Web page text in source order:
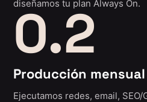
diseñamos tu plan Always On.
0.2
Producción mensual
Ejecutamos redes, email, SEO/